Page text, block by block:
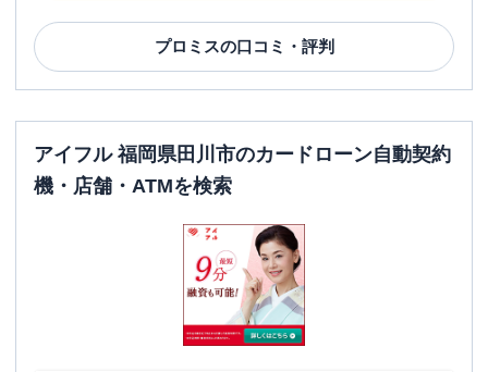
プロミスの口コミ・評判
アイフル 福岡県田川市のカードローン自動契約
機・店舗・ATMを検索